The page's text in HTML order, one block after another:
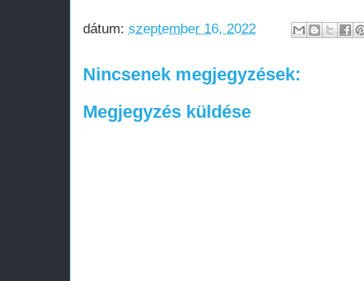
dátum: szeptember 16, 2022
Nincsenek megjegyzések:
Megjegyzés küldése